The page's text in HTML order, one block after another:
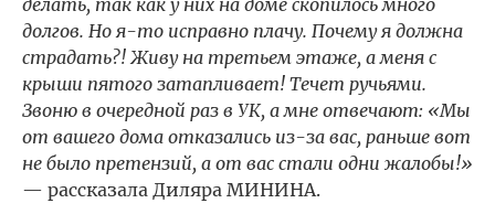
долгов. Но я-то исправно плачу. Почему я должна
страдать?! Живу на третьем этаже, а меня с
крыши пятого затапливает! Течет ручьями.
Звоню в очередной раз в УК, а мне отвечают: «Мы
от вашего дома отказались из-за вас, раньше вот
не было претензий, а от вас стали одни жалобы!»
— рассказала Диляра МИНИНА.